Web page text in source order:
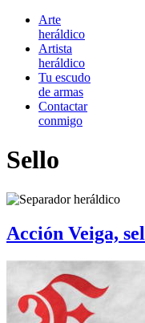
Arte
heráldico
Artista
heráldico
Tu escudo
de armas
Contactar
conmigo
Sello
Acción Veiga,